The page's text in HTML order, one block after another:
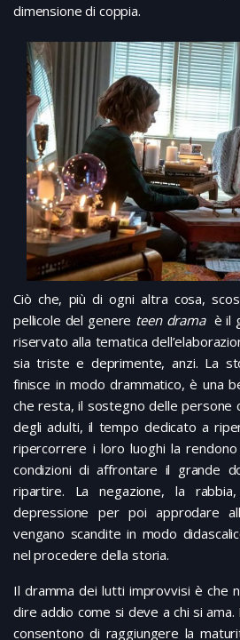
dimensione di coppia.
Ciò che, più di ogni altra cosa,
pellicole del genere teen dramaè il
riservato alla tematica
sia triste e deprimente, anzi. La
finisce in modo drammatico, è una
che resta, il sostegno delle persone
degli adulti, il tempo dedicato a
ripercorrere i loro luoghi la
condizioni di affrontare il grande
ripartire. La negazione, la
depressione per poi approdare
vengano scandite in modo
nel procedere della storia.
Il dramma dei lutti improvvisi è che
dire addio come si deve a chi si
consentono di raggiungere la